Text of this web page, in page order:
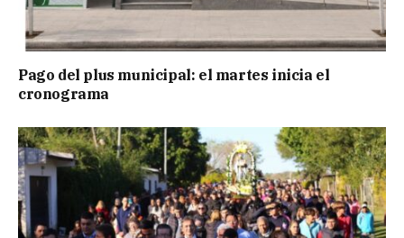
Pago del plus municipal: el martes inicia el
cronograma